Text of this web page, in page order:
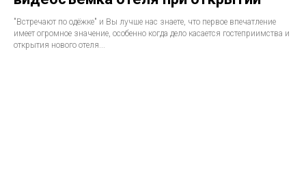
"Встречают по одёжке" и Вы лучше нас знаете, что первое впечатление
имеет огромное значение, особенно когда дело касается гостеприимства и
открытия нового отеля...